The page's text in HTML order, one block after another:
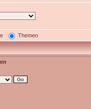
Themen